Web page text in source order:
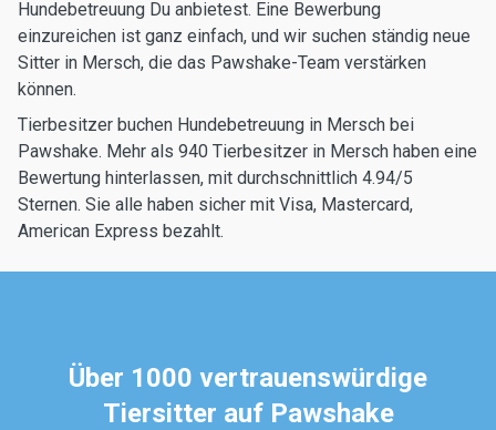
Hundebetreuung Du anbietest. Eine Bewerbung
einzureichen ist ganz einfach, und wir suchen ständig neue
Sitter in Mersch, die das Pawshake-Team verstärken
können.
Tierbesitzer buchen Hundebetreuung in Mersch bei
Pawshake. Mehr als 940 Tierbesitzer in Mersch haben eine
Bewertung hinterlassen, mit durchschnittlich 4.94/5
Sternen. Sie alle haben sicher mit Visa, Mastercard,
American Express bezahlt.
Über 1000 vertrauenswürdige
Tiersitter auf Pawshake